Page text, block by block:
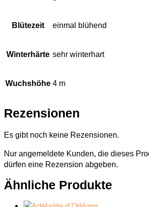
Blütezeit einmal blühend
Winterhärte sehr winterhart
Wuchshöhe 4 m
Rezensionen
Es gibt noch keine Rezensionen.
Nur angemeldete Kunden, die dieses
dürfen eine Rezension abgeben.
Ähnliche Produkte